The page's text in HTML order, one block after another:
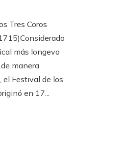
Tres Coros
más longevo
manera
el Festival de los
en 17...